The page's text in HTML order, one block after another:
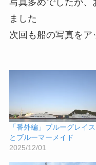
ました
次回も船の写真をア
「番外編」ブルーグレイス
とブルーマーメイド
2025/12/01